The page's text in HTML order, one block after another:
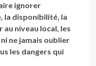
ignorer
la disponibilité, la
niveau local, les
ni ne jamais oublier
les dangers qui